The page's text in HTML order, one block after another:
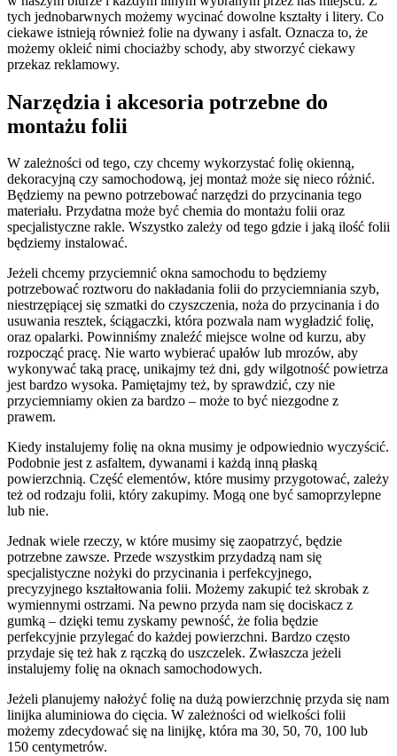
tych jednobarwnych możemy wycinać dowolne kształty i litery. Co
ciekawe istnieją również folie na dywany i asfalt. Oznacza to, że
możemy okleić nimi chociażby schody, aby stworzyć ciekawy
przekaz reklamowy.
Narzędzia i akcesoria potrzebne do
montażu folii
W zależności od tego, czy chcemy wykorzystać folię okienną,
dekoracyjną czy samochodową, jej montaż może się nieco różnić.
Będziemy na pewno potrzebować narzędzi do przycinania tego
materiału. Przydatna może być chemia do montażu folii oraz
specjalistyczne rakle. Wszystko zależy od tego gdzie i jaką ilość folii
będziemy instalować.
Jeżeli chcemy przyciemnić okna samochodu to będziemy
potrzebować roztworu do nakładania folii do przyciemniania szyb,
niestrzępiącej się szmatki do czyszczenia, noża do przycinania i do
usuwania resztek, ściągaczki, która pozwala nam wygładzić folię,
oraz opalarki. Powinniśmy znaleźć miejsce wolne od kurzu, aby
rozpocząć pracę. Nie warto wybierać upałów lub mrozów, aby
wykonywać taką pracę, unikajmy też dni, gdy wilgotność powietrza
jest bardzo wysoka. Pamiętajmy też, by sprawdzić, czy nie
przyciemniamy okien za bardzo – może to być niezgodne z
prawem.
Kiedy instalujemy folię na okna musimy je odpowiednio wyczyścić.
Podobnie jest z asfaltem, dywanami i każdą inną płaską
powierzchnią. Część elementów, które musimy przygotować, zależy
też od rodzaju folii, który zakupimy. Mogą one być samoprzylepne
lub nie.
Jednak wiele rzeczy, w które musimy się zaopatrzyć, będzie
potrzebne zawsze. Przede wszystkim przydadzą nam się
specjalistyczne nożyki do przycinania i perfekcyjnego,
precyzyjnego kształtowania folii. Możemy zakupić też skrobak z
wymiennymi ostrzami. Na pewno przyda nam się dociskacz z
gumką – dzięki temu zyskamy pewność, że folia będzie
perfekcyjnie przylegać do każdej powierzchni. Bardzo często
przydaje się też hak z rączką do uszczelek. Zwłaszcza jeżeli
instalujemy folię na oknach samochodowych.
Jeżeli planujemy nałożyć folię na dużą powierzchnię przyda się nam
linijka aluminiowa do cięcia. W zależności od wielkości folii
możemy zdecydować się na linijkę, która ma 30, 50, 70, 100 lub
150 centymetrów.